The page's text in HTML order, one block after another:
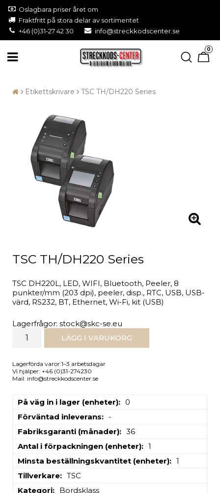
Oslagbara priser året om
Fraktfritt på stora delar av sortimentet
+46 (0)31-27 42 30
info@streckkodscenter.se
0
Etikettskrivare TSC TH/DH220 Series
TSC TH/DH220 Series
TSC DH220L, LED, WIFI, Bluetooth, Peeler, 8
punkter/mm (203 dpi), peeler, disp., RTC, USB, USB-
värd, RS232, BT, Ethernet, Wi-Fi, kit (USB)
Lagerfrågor: stock@skc-se.eu
LÄGG I VARUKORG
Lagerförda varor:1–3 arbetsdagar
Vi hjälper: +46 (0)31-274230
Mail: info@streckkodscenter.se
På väg in i lager (enheter)
0
Förväntad inleverans
-
Fabriksgaranti (månader)
36
Antal i förpackningen (enheter)
1
Minsta beställningskvantitet (enheter)
1
Tillverkare
TSC
Kategori
Bordsklass